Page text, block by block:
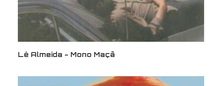
Lê Almeida - Mono Maçã